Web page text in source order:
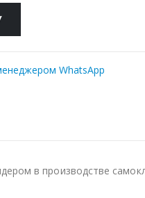
WhatsApp
в производстве